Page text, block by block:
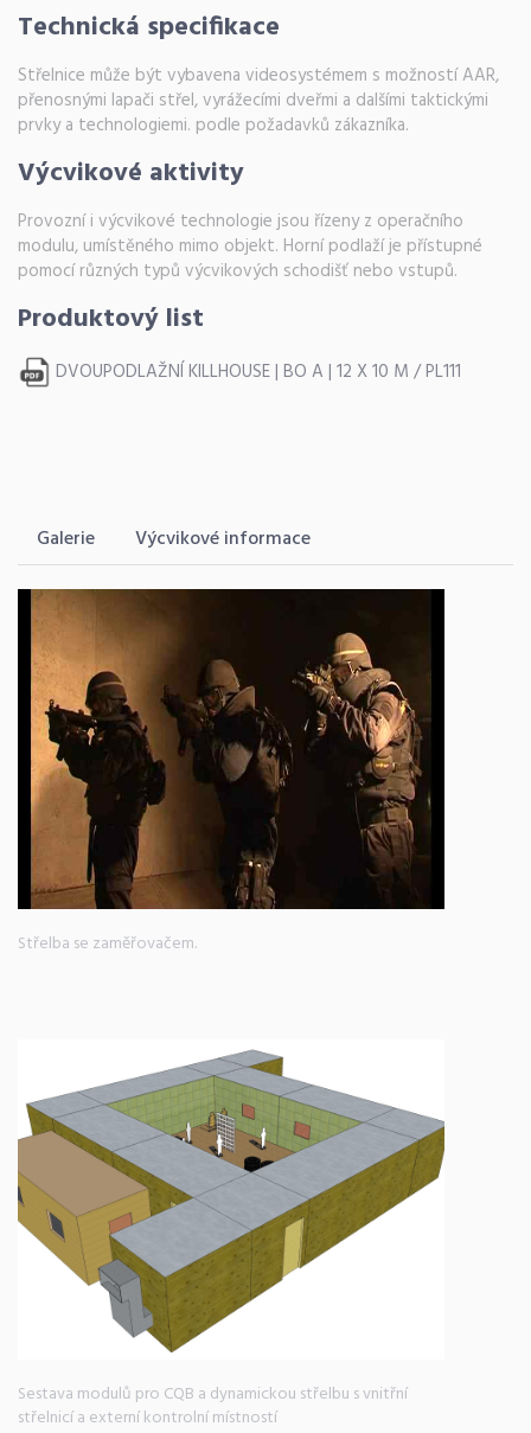
Technická specifikace
Střelnice může být vybavena videosystémem s možností AAR,
přenosnými lapači střel, vyrážecími dveřmi a dalšími taktickými
prvky a technologiemi. podle požadavků zákazníka.
Výcvikové aktivity
Provozní i výcvikové technologie jsou řízeny z operačního
modulu, umístěného mimo objekt. Horní podlaží je přístupné
pomocí různých typů výcvikových schodišť nebo vstupů.
Produktový list
DVOUPODLAŽNÍ KILLHOUSE | BO A | 12 X 10 M / PL111
Galerie Výcvikové informace
Střelba se zaměřovačem.
Sestava modulů pro CQB a dynamickou střelbu s vnitřní
střelnicí a externí kontrolní místností